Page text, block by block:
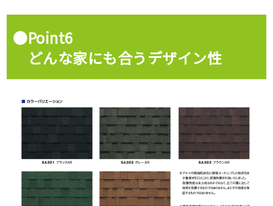
●Point6
どんな家にも合うデザイン性